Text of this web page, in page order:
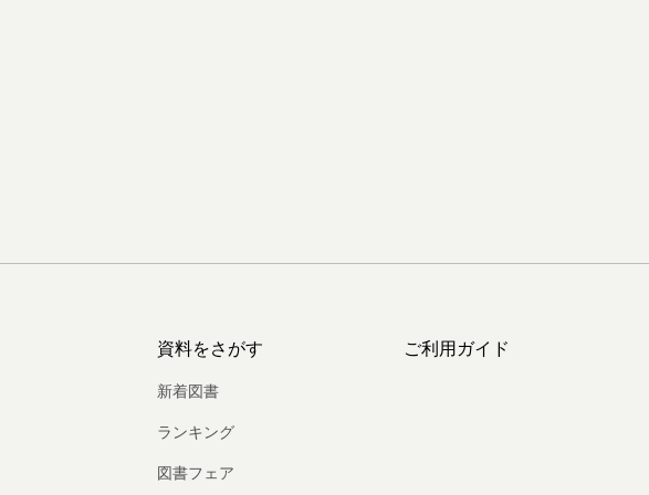
資料をさがす
新着図書
ランキング
図書フェア
ご利用ガイド